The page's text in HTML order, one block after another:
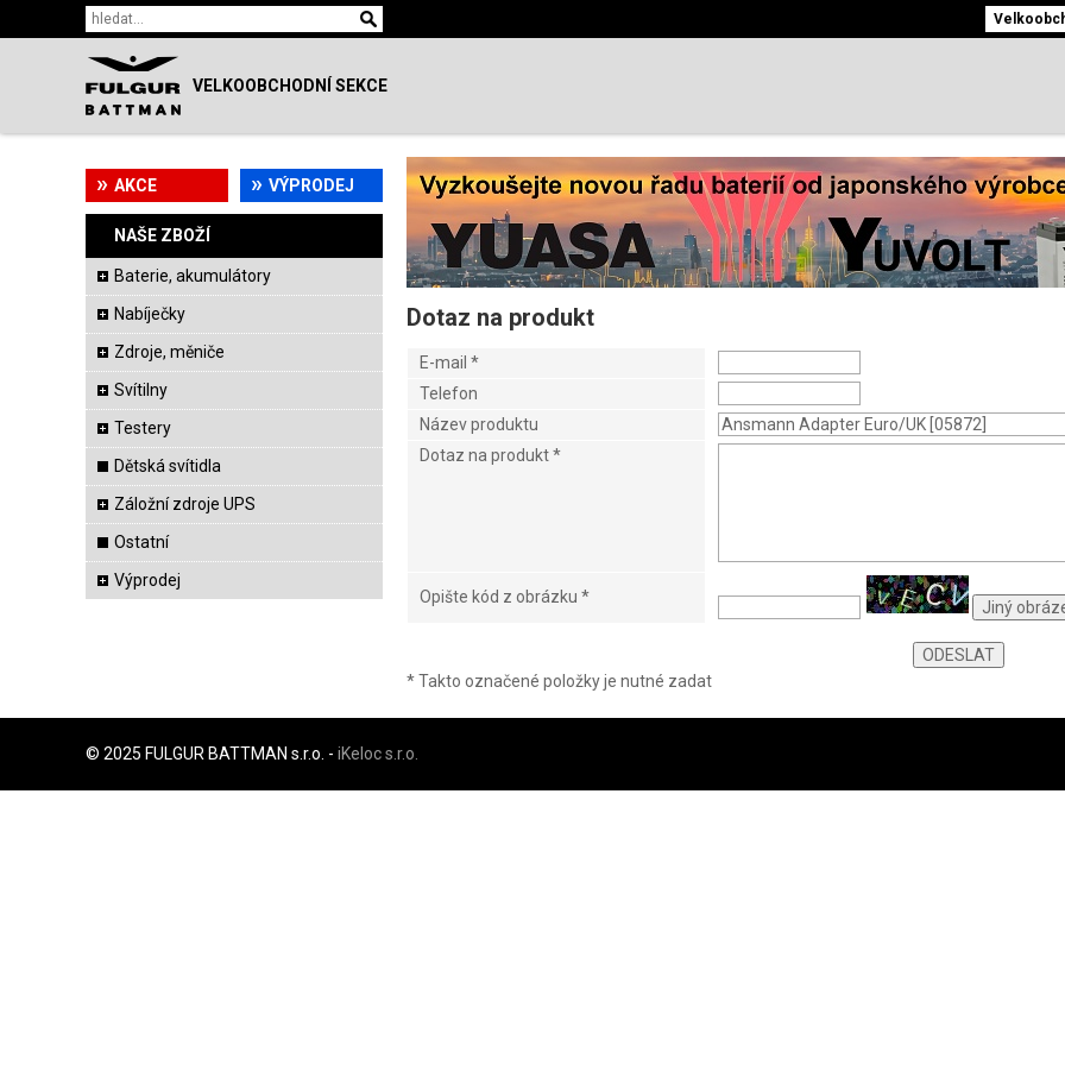
VELKOOBCHODNÍ SEKCE
AKCE VÝPRODEJ
NAŠE ZBOŽÍ
Baterie, akumulátory
Nabíječky
Zdroje, měniče
Svítilny
Testery
Dětská svítidla
Záložní zdroje UPS
Ostatní
Výprodej
Dotaz na produkt
E-mail *
Telefon
Název produktu
Dotaz na produkt*
Opište kód z obrázku *
* Takto označené položky je nutné zadat
© 2025 FULGUR BATTMAN s.r.o. - iKeloc s.r.o.